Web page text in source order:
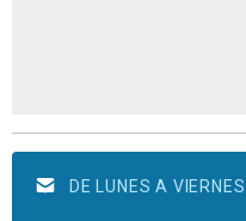
DE LUNES A VIERNES